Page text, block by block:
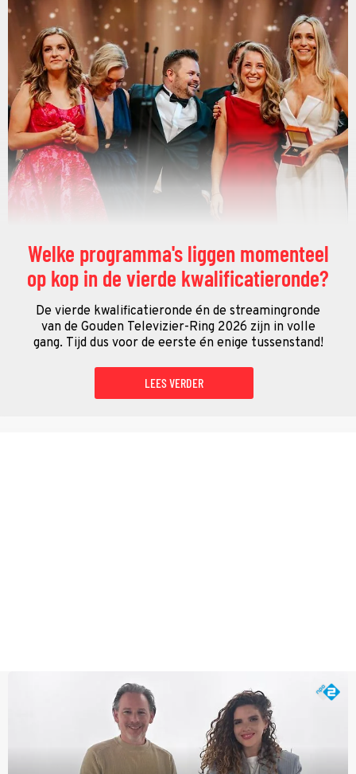
Welke programma's liggen momenteel
op kop in de vierde kwalificatieronde?
De vierde kwalificatieronde én de streamingronde
van de Gouden Televizier-Ring 2026 zijn in volle
gang. Tijd dus voor de eerste én enige tussenstand!
LEES VERDER